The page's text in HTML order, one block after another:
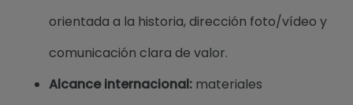
orientada a la historia, dirección foto/vídeo y
comunicación clara de valor.
Alcance internacional: materiales